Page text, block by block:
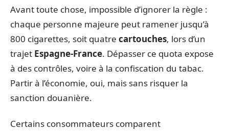
Avant toute chose, impossible d’ignorer la règle :
chaque personne majeure peut ramener jusqu’à
800 cigarettes, soit quatre cartouches, lors d’un
trajet Espagne-France. Dépasser ce quota expose
à des contrôles, voire à la confiscation du tabac.
Partir à l’économie, oui, mais sans risquer la
sanction douanière.
Certains consommateurs comparent